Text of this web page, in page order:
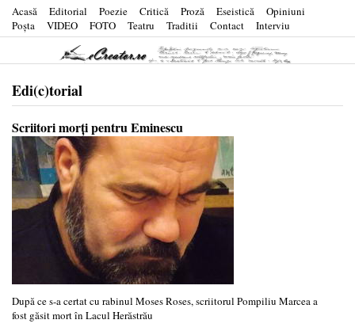
Acasă Editorial Poezie Critică Proză Eseistică
Opiniuni
Poşta
VIDEO FOTO Teatru Traditii Contact Interviu
Edi(c)torial
Scriitori morți pentru Eminescu
După ce s-a certat cu rabinul Moses Roses, scriitorul Pompiliu Marcea a
fost găsit mort în Lacul Herăstrău